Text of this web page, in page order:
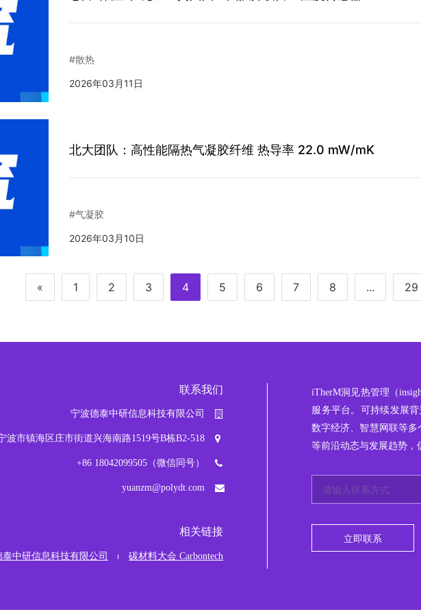
#散热
2026年03月11日
北大团队：高性能隔热气凝胶纤维 热导率 22.0 mW/mK
#气凝胶
2026年03月10日
« 1 2 3 4 5 6 7 8 ... 29
联系我们
宁波德泰中研信息科技有限公司
波市镇海区庄市街道兴海南路1519号B栋B2-518
+86 18042099505（微信同号）
yuanzm@polydt.com
相关链接
泰中研信息科技有限公司 碳材料大会 Carbontech
iTherM洞见热管理 （
服务平台。可持续发展
数字经济、智慧网联等
等前沿动态与发展趋势，
立即联系